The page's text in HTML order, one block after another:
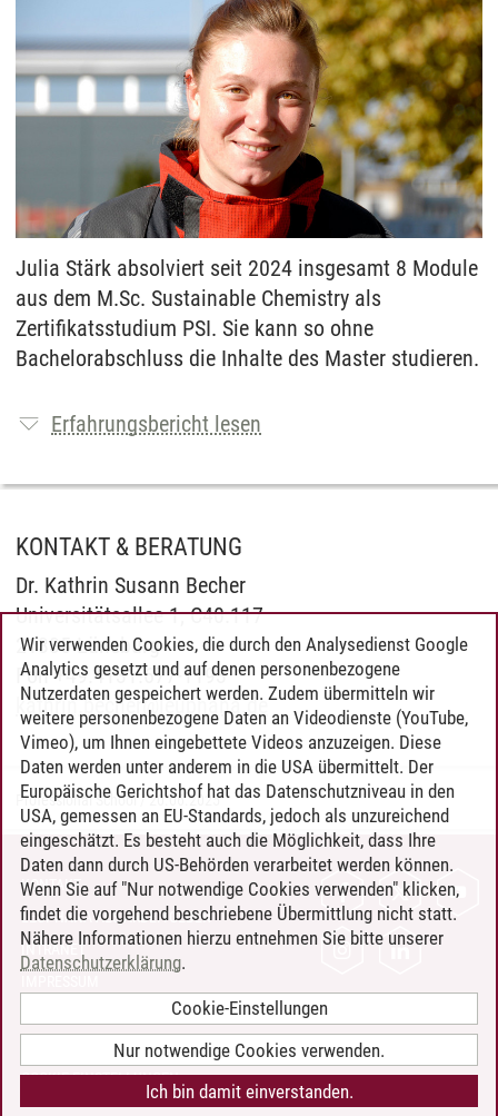
Julia Stärk absolviert seit 2024 insgesamt 8 Module
aus dem M.Sc. Sustainable Chemistry als
Zertifikatsstudium PSI. Sie kann so ohne
Bachelorabschluss die Inhalte des Master studieren.
Erfahrungsbericht lesen
KONTAKT & BERATUNG
Dr. Kathrin Susann Becher
Universitätsallee 1, C40.117
21335 Lüneburg
Fon +49.4131.677-1193
kathrin.becher@leuphana.de
Professional School/20.06.2025
KONTAKT
LEUPHANA ALS ARBEITGEBER
INTRANET
BARRIEREFREIHEIT
COOKIE-EINSTELLUNGEN
Wir verwenden Cookies, die durch den Analysedienst Google
Analytics gesetzt und auf denen personenbezogene
Nutzerdaten gespeichert werden. Zudem übermitteln wir
weitere personenbezogene Daten an Videodienste (YouTube,
Vimeo), um Ihnen eingebettete Videos anzuzeigen. Diese
Daten werden unter anderem in die USA übermittelt. Der
Europäische Gerichtshof hat das Datenschutzniveau in den
USA, gemessen an EU-Standards, jedoch als unzureichend
eingeschätzt. Es besteht auch die Möglichkeit, dass Ihre
Daten dann durch US-Behörden verarbeitet werden können.
Wenn Sie auf "Nur notwendige Cookies verwenden" klicken,
findet die vorgehend beschriebene Übermittlung nicht statt.
Nähere Informationen hierzu entnehmen Sie bitte unserer
Datenschutzerklärung.
Cookie-Einstellungen
Nur notwendige Cookies verwenden.
Ich bin damit einverstanden.